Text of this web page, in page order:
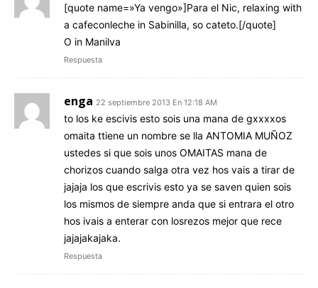
[quote name=»Ya vengo»]Para el Nic, relaxing with
a cafeconleche in Sabinilla, so cateto.[/quote]
O in Manilva
Respuesta
enga 22 septiembre 2013 En 12:18 AM
to los ke escivis esto sois una mana de gxxxxos
omaita ttiene un nombre se lla ANTOMIA MUÑOZ
ustedes si que sois unos OMAITAS mana de
chorizos cuando salga otra vez hos vais a tirar de
jajaja los que escrivis esto ya se saven quien sois
los mismos de siempre anda que si entrara el otro
hos ivais a enterar con losrezos mejor que rece
jajajakajaka.
Respuesta